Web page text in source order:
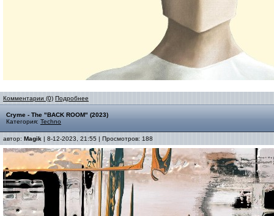
Комментарии (0) Подробнее
Cryme - The "BACK ROOM" (2023)
Категория: Techno
автор: Magik | 8-12-2023, 21:55 | Просмотров: 188